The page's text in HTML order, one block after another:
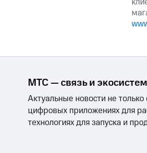
МТС — связь и
Актуальные новости не
цифровых приложениях для
технологиях для запуска и